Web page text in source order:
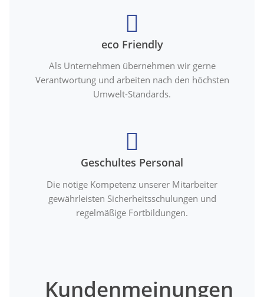
eco Friendly
Als Unternehmen übernehmen wir gerne
Verantwortung und arbeiten nach den höchsten
Umwelt-Standards.
Geschultes Personal
Die nötige Kompetenz unserer Mitarbeiter
gewährleisten Sicherheitsschulungen und
regelmäßige Fortbildungen.
Kundenmeinungen